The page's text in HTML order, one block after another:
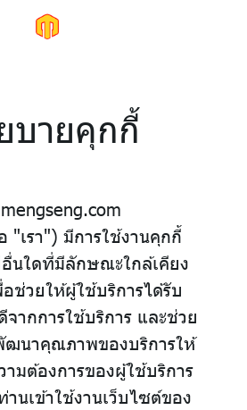
บายคุกกี้
"เรา") มีการใช้งานคุกกี้
นใดที่มีลักษณะใกล้เคียง
ช่วยให้ผู้ใช้บริการได้รับ
ากการใช้บริการ และช่วย
ฒนาคุณภาพของบริการให้
มต้องการของผู้ใช้บริการ
นเข้าใช้งานเว็บไซต์ของ